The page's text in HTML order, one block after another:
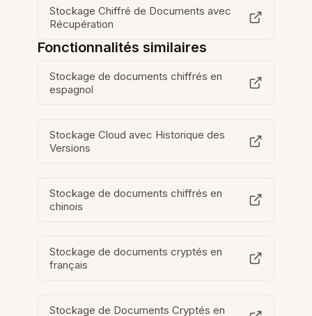
Stockage Chiffré de Documents avec
Récupération
Fonctionnalités similaires
Stockage de documents chiffrés en
espagnol
Stockage Cloud avec Historique des
Versions
Stockage de documents chiffrés en
chinois
Stockage de documents cryptés en
français
Stockage de Documents Cryptés en